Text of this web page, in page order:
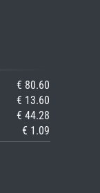
€ 80.60
€ 13.60
€ 44.28
€ 1.09